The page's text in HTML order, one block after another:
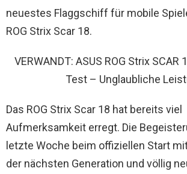
neuestes Flaggschiff für mobile
ROG Strix Scar 18.
VERWANDT: ASUS ROG Strix SCAR
Test – Unglaubliche
Das ROG Strix Scar 18 hat bereits viel
Aufmerksamkeit erregt. Die
letzte Woche beim offiziellen Start
der nächsten Generation und völlig